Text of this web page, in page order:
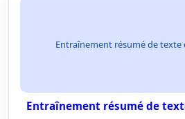
Entraînement résumé de texte
Entraînement résumé de